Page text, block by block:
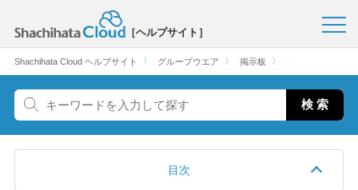
［ヘルプサイト］
Shachihata Cloud ヘルプサイト 〉 グループウエア 〉 掲示板 〉
目次